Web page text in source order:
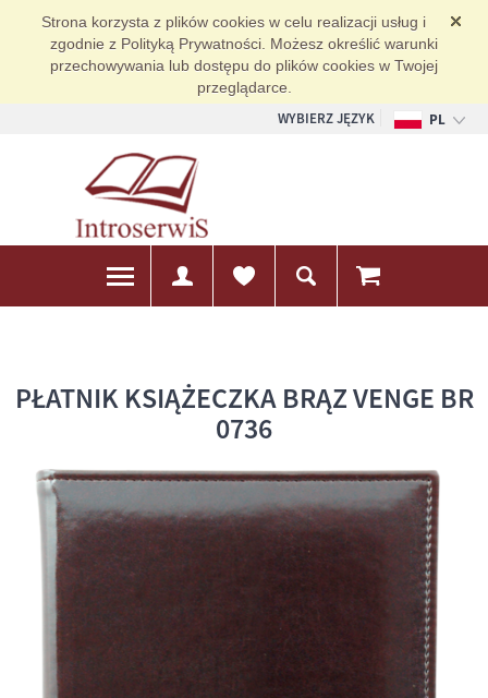
Strona korzysta z plików cookies w celu realizacji usług i
zgodnie z Polityką Prywatności. Możesz określić warunki
przechowywania lub dostępu do plików cookies w Twojej
przeglądarce.
WYBIERZ JĘZYK
PL
PŁATNIK KSIĄŻECZKA BRĄZ VENGE BR
0736